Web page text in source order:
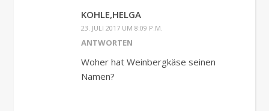
KOHLE,HELGA
23. JULI 2017 UM 8:09 P.M.
ANTWORTEN
Woher hat Weinbergkäse seinen
Namen?